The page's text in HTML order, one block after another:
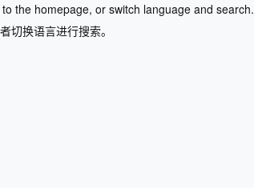
the homepage, or switch language and search.
切换语言进行搜索。